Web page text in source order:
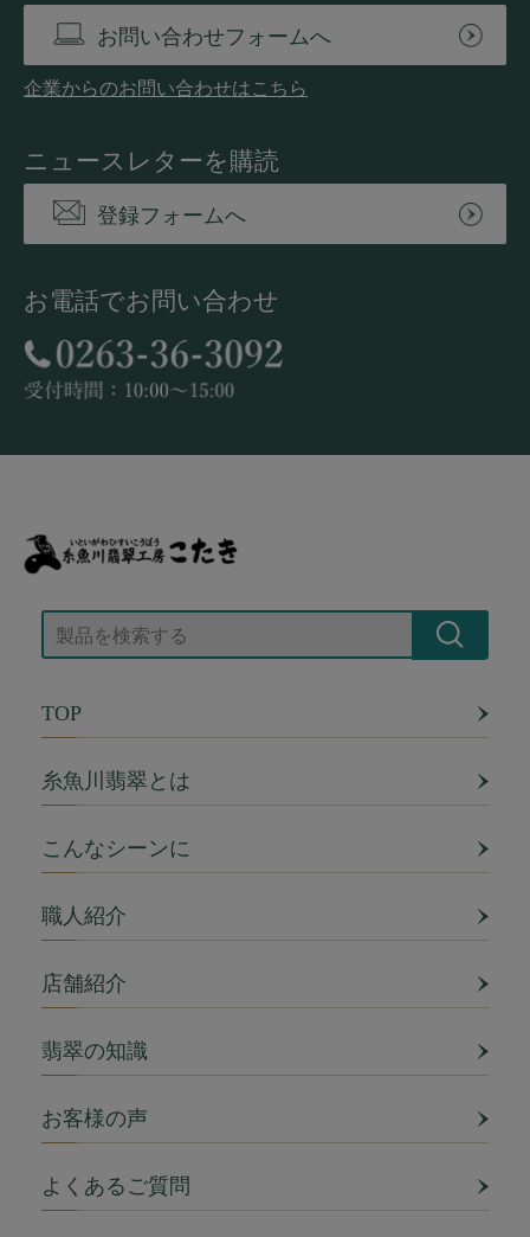
お問い合わせフォームへ
企業からのお問い合わせはこちら
ニュースレターを購読
登録フォームへ
お電話でお問い合わせ
TOP
糸魚川翡翠とは
こんなシーンに
職人紹介
店舗紹介
翡翠の知識
お客様の声
よくあるご質問